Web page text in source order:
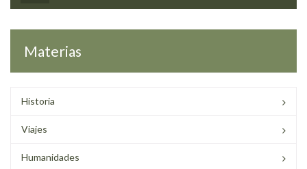
Materias
Historia
Viajes
Humanidades